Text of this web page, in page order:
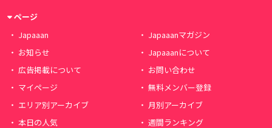
ページ
Japaaan
Japaaanマガジン
お知らせ
Japaaanについて
広告掲載について
お問い合わせ
マイページ
無料メンバー登録
エリア別アーカイブ
月別アーカイブ
本日の人気
週間ランキング